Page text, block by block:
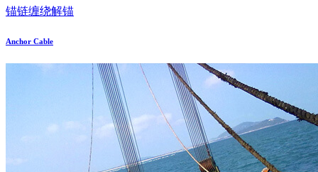
锚链缠绕解锚
Anchor Cable